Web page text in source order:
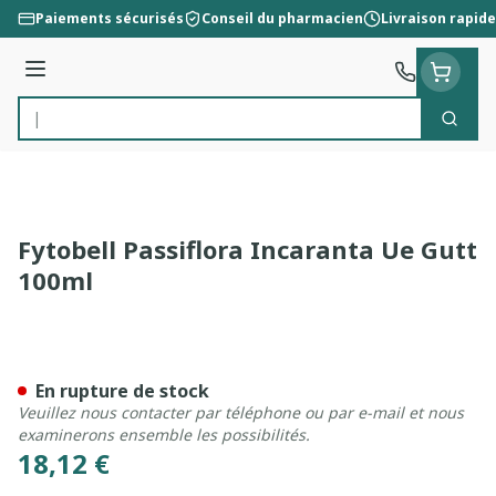
Aller au contenu
Paiements sécurisés Conseil du pharmacien Livraison rapide
Menu
Rechercher
Fytobell Passiflora Incaranta Ue Gutt
100ml
18,12 €
En rupture de stock
Veuillez nous contacter par téléphone ou par e-mail et nous
examinerons ensemble les possibilités.